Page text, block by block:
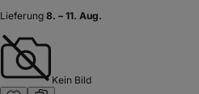
Lieferung 8. – 11. Aug.
Kein Bild